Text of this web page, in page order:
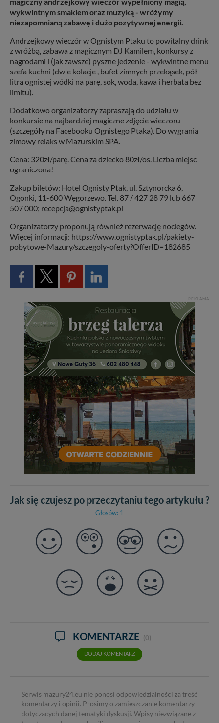
wykwintnym smakiem oraz muzyką - wróżymy
niezapomnianą zabawę i dużo pozytywnej energii.
Andrzejkowy wieczór w Ognistym Ptaku to powitalny drink
z wróżbą, zabawa z magicznym DJ Kamilem, konkursy z
nagrodami i (jak zawsze) pyszne jedzenie - wykwintne menu
szefa kuchni (dwie kolacje , bufet zimnych przekąsek, pół
litra ognistej wódki na parę, sok, woda, kawa i herbata bez
limitu).
Dodatkowo organizatorzy zapraszają do udziału w
konkursie na najbardziej magiczne zdjęcie wieczoru
(szczegóły na Facebooku Ognistego Ptaka). Do wygrania
zimowy relaks w Mazurskim SPA.
Cena: 320zł/parę. Cena za dziecko 80zł/os. Liczba miejsc
ograniczona!
Zakup biletów: Hotel Ognisty Ptak, ul. Sztynorcka 6,
Ogonki, 11-600 Węgorzewo. Tel. 87 / 427 28 79 lub 667
507 000; recepcja@ognistyptak.pl
Organizatorzy proponują również rezerwację noclegów.
Więcej informacji: https://www.ognistyptak.pl/pakiety-
pobytowe-Mazury/szczegoly-oferty?OfferID=182685
REKLAMA
Jak się czujesz po przeczytaniu tego artykułu ?
Głosów: 1
KOMENTARZE (0)
DODAJ KOMENTARZ
Serwis mazury24.eu nie ponosi odpowiedzialności za treść
komentarzy i opinii. Prosimy o zamieszczanie komentarzy
dotyczących danej tematyki dyskusji. Wpisy niezwiązane z